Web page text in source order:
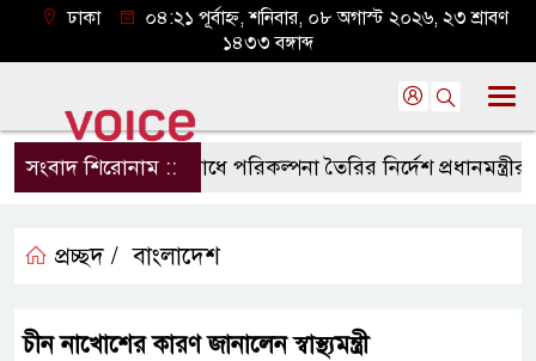
ঢাকা
০৪:২১ পূর্বাহ্ন, শনিবার, ০৮ অগাস্ট ২০২৬, ২৩ শ্রাবণ
১৪৩৩ বঙ্গাব্দ
সংবাদ শিরোনাম ::
নদীদূষণ রোধে পরিকল্পনা তৈরির নির্দেশ প্রধানমন্ত্রীর
প্রচ্ছদ / বাংলাদেশ
চীন নাখোশের কারণ জানালেন স্বাস্থ্যমন্ত্রী